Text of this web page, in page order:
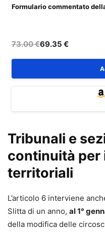
Formulario commentato
73.00 €69.35 €
Tribunali e
continuità per
territoriali
L’articolo 6 interviene
Slitta di un anno, al 1°
della modifica delle